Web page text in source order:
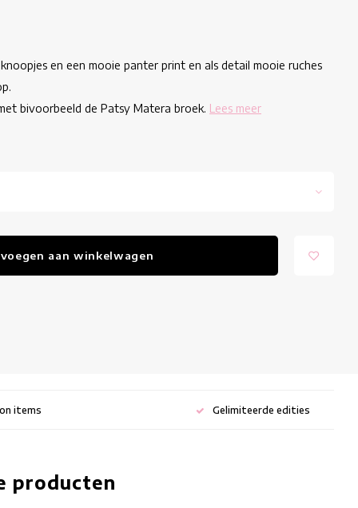
en een mooie panter print en als detail mooie ruches
bivoorbeeld de Patsy Matera broek. Lees meer
aan winkelwagen
items Gelimiteerde edities
producten